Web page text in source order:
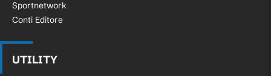
Sportnetwork
Conti Editore
UTILITY